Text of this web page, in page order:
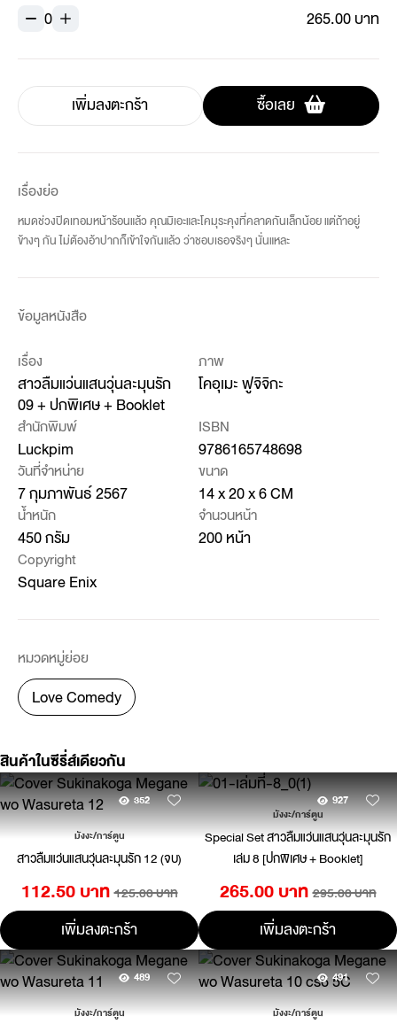
0
265.00 บาท
เพิ่มลงตะกร้า ซื้อเลย
เรื่องย่อ
หมดช่วงปิดเทอมหน้าร้อนแล้ว คุณมิเอะและโคมุระคุงที่คลาดกันเล็กน้อย แต่ถ้าอยู่
ข้างๆ กัน ไม่ต้องอ้าปากก็เข้าใจกันแล้ว ว่าชอบเธอจริงๆ นั่นแหละ
ข้อมูลหนังสือ
เรื่อง
สาวลืมแว่นแสนวุ่นละมุนรัก
09 + ปกพิเศษ + Booklet
ภาพ
โคอุเมะ ฟูจิจิกะ
สำนักพิมพ์
Luckpim
ISBN
9786165748698
วันที่จำหน่าย
7 กุมภาพันธ์ 2567
ขนาด
14 x 20 x 6 CM
น้ำหนัก
450 กรัม
จำนวนหน้า
200 หน้า
Copyright
Square Enix
หมวดหมู่ย่อย
Love Comedy
สินค้าในซีรี่ส์เดียวกัน
352
มังงะ/การ์ตูน
สาวลืมแว่นแสนวุ่นละมุนรัก 12 (จบ)
112.50 บาท 125.00 บาท
เพิ่มลงตะกร้า
927
มังงะ/การ์ตูน
Special Set สาวลืมแว่นแสนวุ่นละมุนรัก
เล่ม 8 [ปกพิเศษ + Booklet]
265.00 บาท 295.00 บาท
เพิ่มลงตะกร้า
489
มังงะ/การ์ตูน
491
มังงะ/การ์ตูน